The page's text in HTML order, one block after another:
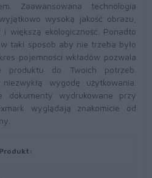
Zaawansowana technologia
wysoką jakość obrazu,
i większą ekologiczność. Ponadto
taki sposób aby nie trzeba było
pojemności wkładów pozwala
produktu do Twoich potrzeb.
wygodę użytkowania.
dokumenty wydrukowane przy
wyglądają znakomicie od
Produkt: